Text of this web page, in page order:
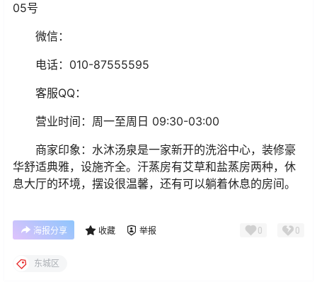
05号
微信：
电话： 010-87555595
客服QQ：
营业时间： 周一至周日 09:30-03:00
商家印象：水沐汤泉是一家新开的洗浴中心，装修豪
华舒适典雅，设施齐全。汗蒸房有艾草和盐蒸房两种，休
息大厅的环境，摆设很温馨，还有可以躺着休息的房间。
海报分享 收藏 举报 0 0
东城区